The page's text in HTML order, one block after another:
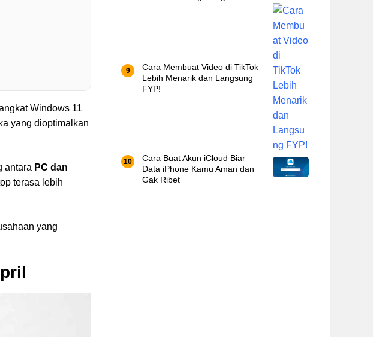
Windows 11
yang dioptimalkan
antara PC dan
terasa lebih
yang
Cara Membuat Video di TikTok
Lebih Menarik dan Langsung
FYP!
Cara Buat Akun iCloud Biar
Data iPhone Kamu Aman dan
Gak Ribet